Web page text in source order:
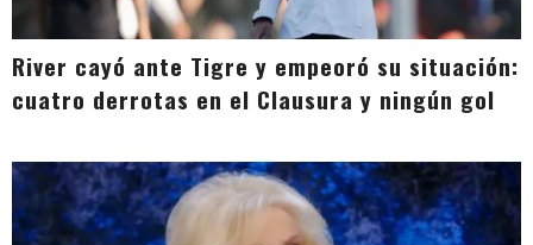
River cayó ante Tigre y empeoró su situación:
cuatro derrotas en el Clausura y ningún gol